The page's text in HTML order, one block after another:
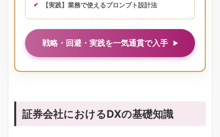
【実践】業務で使えるプロンプト設計法
戦略・回避・実践を一気通貫で入手
証券会社におけるDXの基礎知識